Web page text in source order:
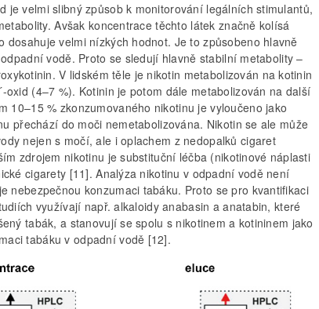
je velmi slibný způsob k monitorování legálních stimulantů,
Avšak koncentrace těchto látek značně kolísá
dosahuje velmi nízkých hodnot. Je to způsobeno hlavně
vodě. Proto se sledují hlavně stabilní metabolity –
V lidském těle je nikotin metabolizován na kotinin
oxid (4–7 %). Kotinin je potom dále metabolizován na další
10–15 % zkonzumovaného nikotinu je vyloučeno jako
přechází do moči nemetabolizována. Nikotin se ale může
nejen s močí, ale i oplachem z nedopalků cigaret
zdrojem nikotinu je substituční léčba (nikotinové náplasti
cigarety [11]. Analýza nikotinu v odpadní vodě není
nebezpečnou konzumaci tabáku. Proto se pro kvantifikaci
využívají např. alkaloidy anabasin a anatabin, které
tabák, a stanovují se spolu s nikotinem a kotininem jako
tabáku v odpadní vodě [12].